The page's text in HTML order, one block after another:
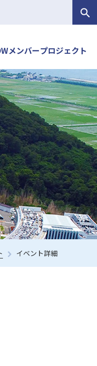
メンバープロジェクト
イベント詳細